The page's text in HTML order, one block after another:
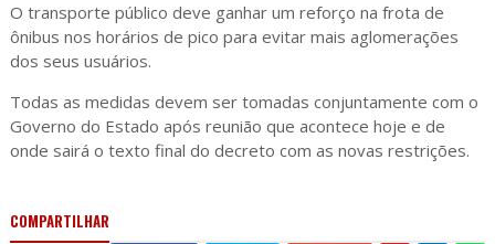
O transporte público deve ganhar um reforço na frota de
ônibus nos horários de pico para evitar mais aglomerações
dos seus usuários.
Todas as medidas devem ser tomadas conjuntamente com o
Governo do Estado após reunião que acontece hoje e de
onde sairá o texto final do decreto com as novas restrições.
COMPARTILHAR